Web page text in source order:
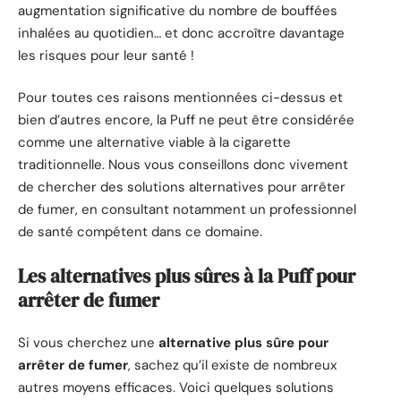
augmentation significative du nombre de bouffées
inhalées au quotidien… et donc accroître davantage
les risques pour leur santé !
Pour toutes ces raisons mentionnées ci-dessus et
bien d’autres encore, la Puff ne peut être considérée
comme une alternative viable à la cigarette
traditionnelle. Nous vous conseillons donc vivement
de chercher des solutions alternatives pour arrêter
de fumer, en consultant notamment un professionnel
de santé compétent dans ce domaine.
Les alternatives plus sûres à la Puff pour
arrêter de fumer
Si vous cherchez une alternative plus sûre pour
arrêter de fumer, sachez qu’il existe de nombreux
autres moyens efficaces. Voici quelques solutions